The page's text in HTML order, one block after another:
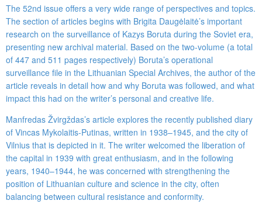
The 52nd issue offers a very wide range of perspectives and topics.
The section of articles begins with Brigita Daugėlaitė’s important
research on the surveillance of Kazys Boruta during the Soviet era,
presenting new archival material. Based on the two-volume (a total
of 447 and 511 pages respectively) Boruta’s operational
surveillance file in the Lithuanian Special Archives, the author of the
article reveals in detail how and why Boruta was followed, and what
impact this had on the writer’s personal and creative life.
Manfredas Žvirgždas’s article explores the recently published diary
of Vincas Mykolaitis-Putinas, written in 1938–1945, and the city of
Vilnius that is depicted in it. The writer welcomed the liberation of
the capital in 1939 with great enthusiasm, and in the following
years, 1940–1944, he was concerned with strengthening the
position of Lithuanian culture and science in the city, often
balancing between cultural resistance and conformity.